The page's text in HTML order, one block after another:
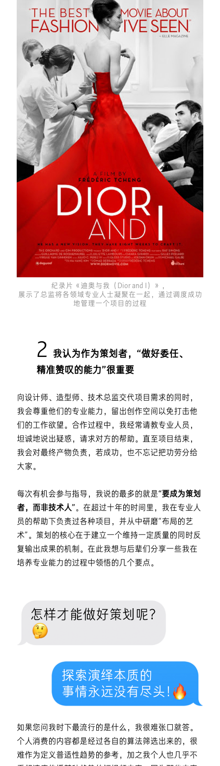
纪录片《迪奥与我（Dior and I）》，
展示了总监将各领域专业人士凝聚在一起，通过调度成功
地管理一个项目的过程
2
我认为作为策划者，“做好委任、
精准赞叹的能力”很重要
向设计师、造型师、技术总监交代项目需求的同时，
我会尊重他们的专业能力，留出创作空间以免打击他
们的工作欲望。合作过程中，我经常请教专业人员，
坦诚地说出疑惑，请求对方的帮助。直至项目结束，
我会对最终产物负责，若成功，也不忘记把功劳分给
大家。
每次有机会参与指导，我说的最多的就是“要成为策划
者，而非技术人”。在超过十年的时间里，我在专业人
员的帮助下负责过各种项目，并从中研磨“布局的艺
术”。策划的核心在于建立一个维持一定质量的同时反
复输出成果的机制。在此我想与后辈们分享一些我在
培养专业能力的过程中领悟的几个要点。
如果您问我时下最流行的是什么，我很难张口就答。
个人消费的内容都是经过各自的算法筛选出来的，很
难作为定义普适性趋势的参考，加之我个人也几乎不